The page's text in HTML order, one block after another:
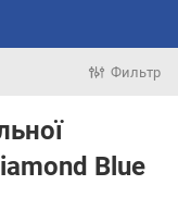
Фильтр
Blue